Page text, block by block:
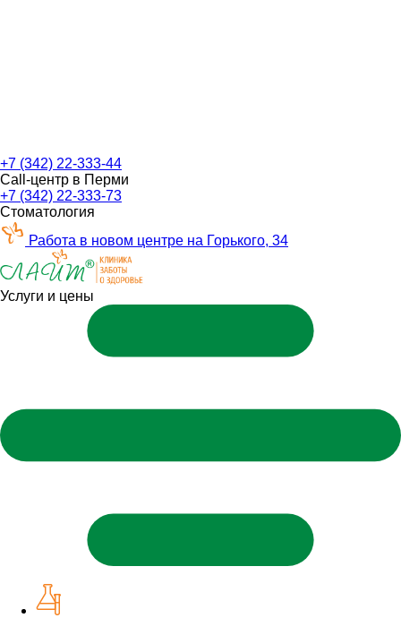
+7 (342) 22-333-44
Call-центр в Перми
+7 (342) 22-333-73
Стоматология
Работа в новом центре на Горького, 34
Услуги и цены